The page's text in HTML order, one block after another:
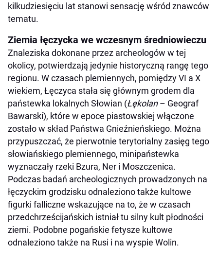
kilkudziesięciu lat stanowi sensację wśród znawców
tematu.
Ziemia łęczycka we wczesnym średniowieczu
Znaleziska dokonane przez archeologów w tej
okolicy, potwierdzają jedynie historyczną rangę tego
regionu. W czasach plemiennych, pomiędzy VI a X
wiekiem, Łęczyca stała się głównym grodem dla
państewka lokalnych Słowian (Łękolan– Geograf
Bawarski), które w epoce piastowskiej włączone
zostało w skład Państwa Gnieźnieńskiego. Można
przypuszczać, że pierwotnie terytorialny zasięg tego
słowiańskiego plemiennego, minipaństewka
wyznaczały rzeki Bzura, Ner i Moszczenica.
Podczas badań archeologicznych prowadzonych na
łęczyckim grodzisku odnaleziono także kultowe
figurki falliczne wskazujące na to, że w czasach
przedchrześcijańskich istniał tu silny kult płodności
ziemi. Podobne pogańskie fetysze kultowe
odnaleziono także na Rusi i na wyspie Wolin.